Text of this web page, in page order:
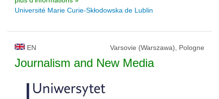
Université Marie Curie-Skłodowska de Lublin
EN Varsovie (Warszawa), Pologne
Journalism and New Media